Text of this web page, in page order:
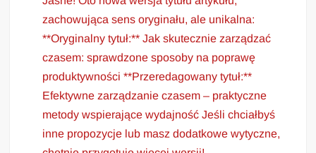
zachowująca sens oryginału, ale unikalna:
**Oryginalny tytuł:** Jak skutecznie zarządzać
czasem: sprawdzone sposoby na poprawę
produktywności **Przeredagowany tytuł:**
Efektywne zarządzanie czasem – praktyczne
metody wspierające wydajność Jeśli chciałbyś
inne propozycje lub masz dodatkowe wytyczne,